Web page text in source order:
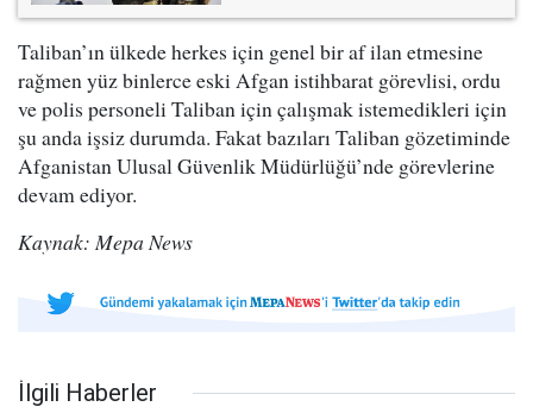
Taliban’ın ülkede herkes için genel bir af ilan etmesine
rağmen yüz binlerce eski Afgan istihbarat görevlisi, ordu
ve polis personeli Taliban için çalışmak istemedikleri için
şu anda işsiz durumda. Fakat bazıları Taliban gözetiminde
Afganistan Ulusal Güvenlik Müdürlüğü’nde görevlerine
devam ediyor.
Kaynak: Mepa News
İlgili Haberler